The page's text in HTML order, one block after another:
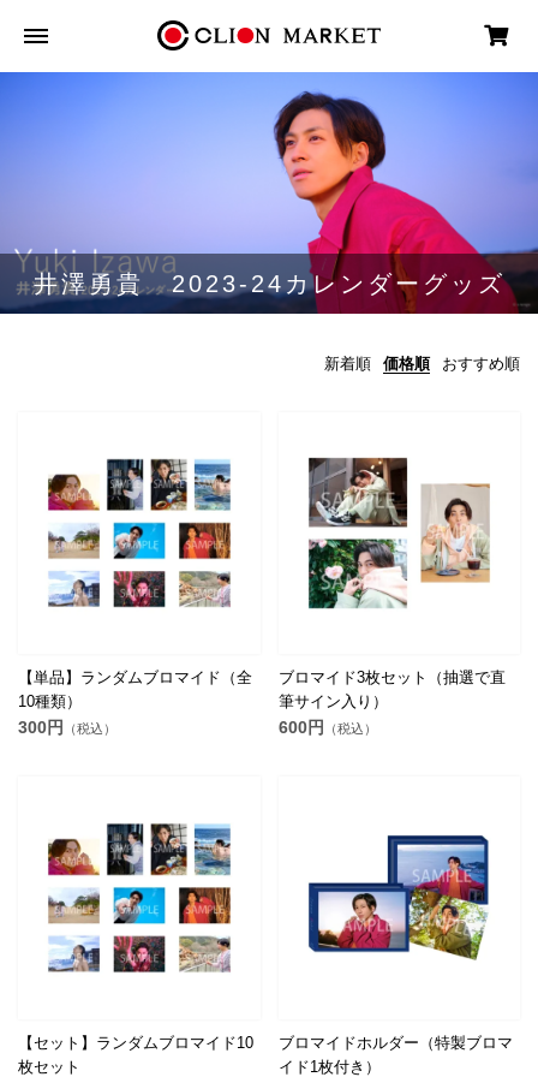
井澤勇貴 2023-24カレンダーグッズ
新着順 価格順 おすすめ順
【単品】ランダムブロマイド（全
10種類）
300円 （税込）
ブロマイド3枚セット（抽選で直
筆サイン入り）
600円 （税込）
【セット】ランダムブロマイド10
枚セット
ブロマイドホルダー（特製ブロマ
イド1枚付き）